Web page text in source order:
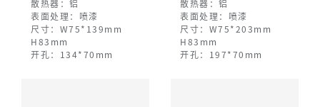
散热器：铝
表面处理：喷漆
尺寸：W75*139mm
H83mm
开孔：134*70mm
散热器：铝
表面处理：喷漆
尺寸：W75*203mm
H83mm
开孔：197*70mm